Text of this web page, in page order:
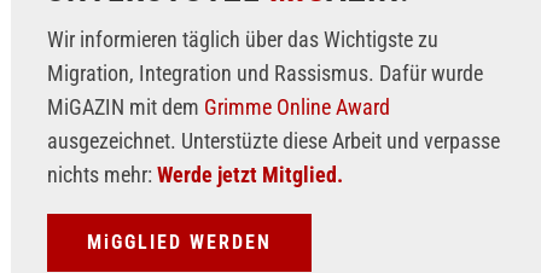
Wir informieren täglich über das Wichtigste zu
Migration, Integration und Rassismus. Dafür wurde
MiGAZIN mit dem Grimme Online Award
ausgezeichnet. Unterstüzte diese Arbeit und verpasse
nichts mehr: Werde jetzt Mitglied.
MiGGLIED WERDEN